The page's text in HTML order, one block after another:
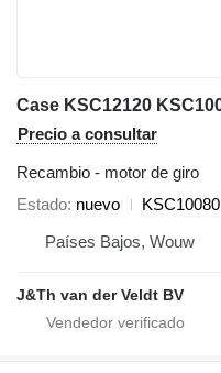
Precio a consultar
Recambio - motor de giro
Estado nuevo
KSC10080
Países Bajos, Wouw
J&Th van der Veldt BV